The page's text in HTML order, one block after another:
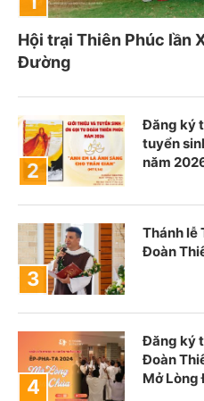
Hội trại Thiên Phúc lần
Đường
Đăng ký
tuyển
năm
Thánh lễ
Đoàn
Đăng ký
Đoàn
Mở Lòng